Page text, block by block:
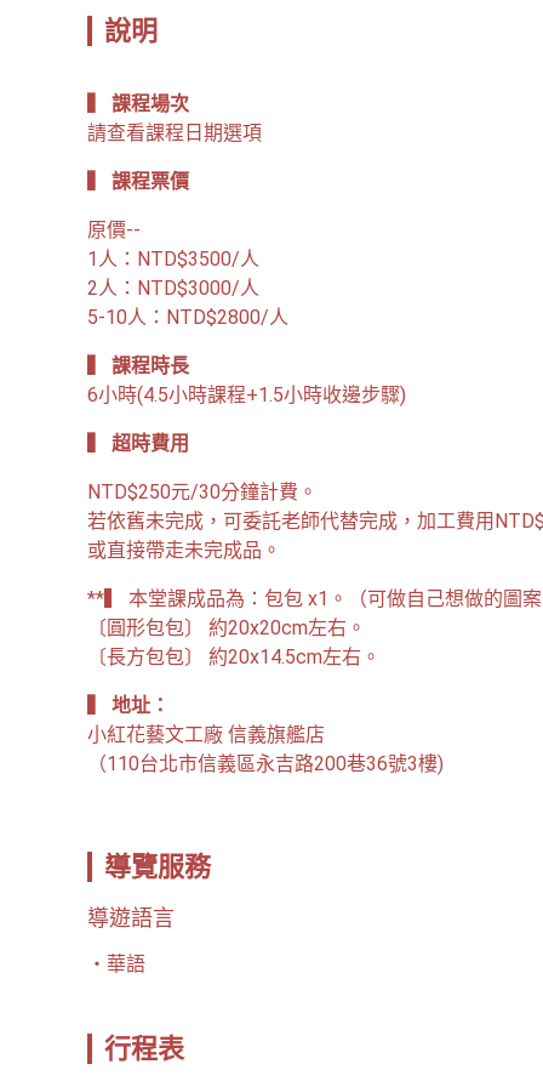
說明
▍ 課程場次
請查看課程日期選項
▍ 課程票價
原價--
1人：NTD$3500/人
2人：NTD$3000/人
5-10人：NTD$2800/人
▍ 課程時長
6小時(4.5小時課程+1.5小時收邊步驟)
▍ 超時費用
NTD$250元/30分鐘計費。
若依舊未完成，可委託老師代替完成，加工費用
或直接帶走未完成品。
**▍ 本堂課成品為：包包 x1。（可做自己想做的圖
〔圓形包包〕 約20x20cm左右。
〔長方包包〕 約20x14.5cm左右。
▍ 地址：
小紅花藝文工廠 信義旗艦店
（110台北市信義區永吉路200巷36號3樓)
導覽服務
導遊語言
華語
行程表